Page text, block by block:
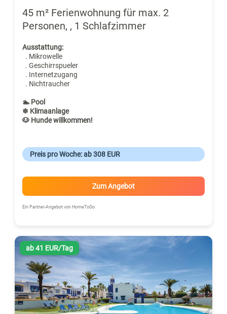
45 m² Ferienwohnung für max. 2
Personen, , 1 Schlafzimmer
Ausstattung:
. Mikrowelle
. Geschirrspueler
. Internetzugang
. Nichtraucher
🏊 Pool
❄ Klimaanlage
🐶 Hunde willkommen!
Preis pro Woche: ab 308 EUR
Zum Angebot
Ein Partner-Angebot von HomeToGo
ab 41 EUR/Tag